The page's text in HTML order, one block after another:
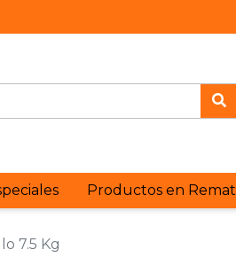
Productos en
7.5 Kg